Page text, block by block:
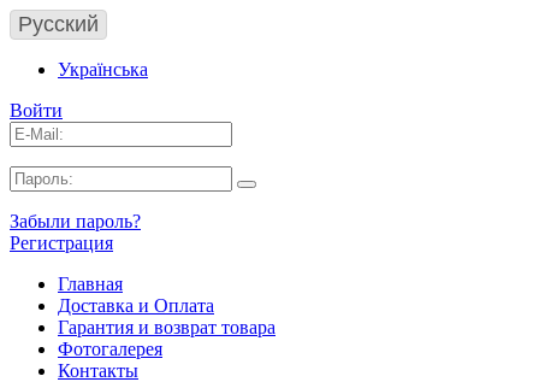
Русский
Українська
Войти
Забыли пароль?
Регистрация
Главная
Доставка и Оплата
Гарантия и возврат товара
Фотогалерея
Контакты